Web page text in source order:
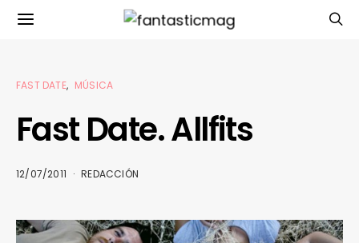
FAST DATE MÚSICA
Fast Date. Allfits
12/07/2011 REDACCIÓN